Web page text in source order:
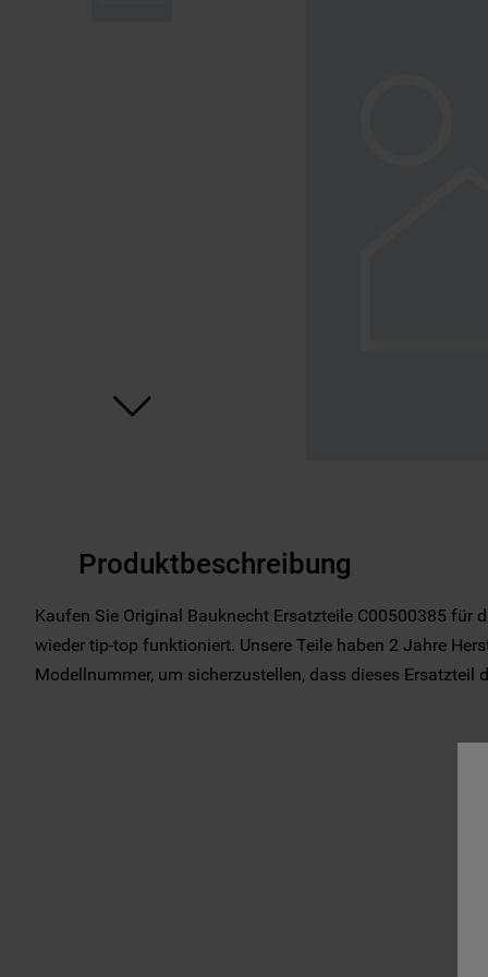
Produktbeschreibung
Kaufen Sie Original Bauknecht Ersatzteile C00500385 für
wieder tip-top funktioniert. Unsere Teile haben 2 Jahre
Modellnummer, um sicherzustellen, dass dieses Ersatzteil